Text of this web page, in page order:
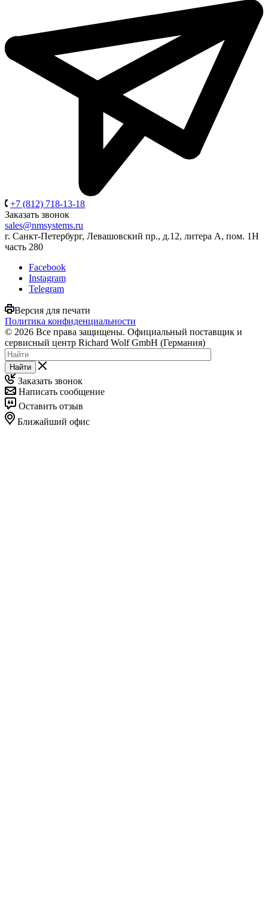
+7 (812) 718-13-18
Заказать звонок
sales@nmsystems.ru
г. Санкт-Петербург, Левашовский пр., д.12, литера А, пом. 1Н
часть 280
Facebook
Instagram
Telegram
Версия для печати
Политика конфиденциальности
© 2026 Все права защищены. Официальный поставщик и
сервисный центр Richard Wolf GmbH (Германия)
Найти
Заказать звонок
Написать сообщение
Оставить отзыв
Ближайший офис